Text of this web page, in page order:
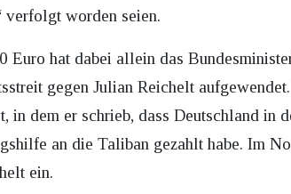
verfolgt worden seien.
Euro hat dabei allein das
gegen Julian Reichelt
in dem er schrieb, dass Deutschland
an die Taliban gezahlt habe. Im
ein.